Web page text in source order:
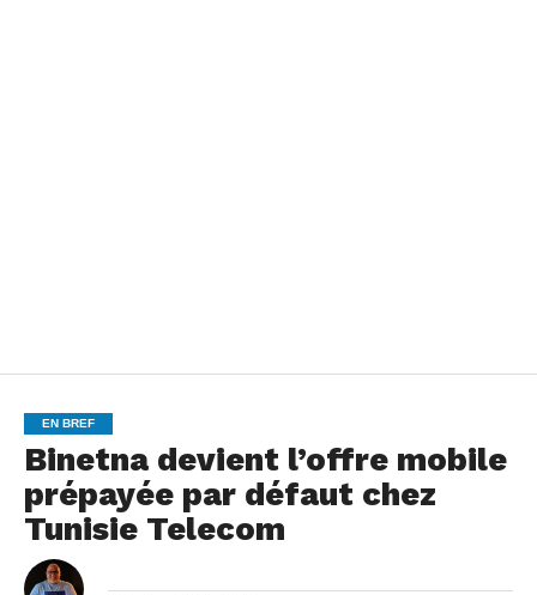
EN BREF
Binetna devient l’offre mobile
prépayée par défaut chez
Tunisie Telecom